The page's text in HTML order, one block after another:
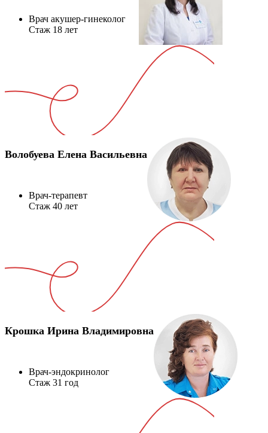
Врач акушер-гинеколог
Стаж 18 лет
Волобуева Елена Васильевна
Врач-терапевт
Стаж 40 лет
Крошка Ирина Владимировна
Врач-эндокринолог
Стаж 31 год